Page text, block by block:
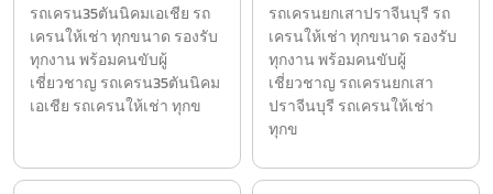
รถเครน35ตันนิคมเอเชีย รถ
เครนให้เช่า ทุกขนาด รองรับ
ทุกงาน พร้อมคนขับผู้
เชี่ยวชาญ รถเครน35ตันนิคม
เอเชีย รถเครนให้เช่า ทุกข
รถเครนยกเสาปราจีนบุรี รถ
เครนให้เช่า ทุกขนาด รองรับ
ทุกงาน พร้อมคนขับผู้
เชี่ยวชาญ รถเครนยกเสา
ปราจีนบุรี รถเครนให้เช่า
ทุกข